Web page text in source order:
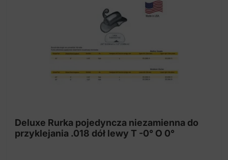
Deluxe Rurka pojedyncza niezamienna do
przyklejania .018 dół lewy T -0° O 0°